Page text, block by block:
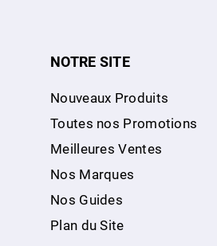
NOTRE SITE
Nouveaux Produits
Toutes nos Promotions
Meilleures Ventes
Nos Marques
Nos Guides
Plan du Site